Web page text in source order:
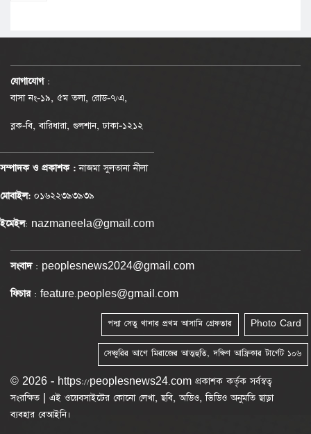
যোগাযোগ :
বাসা নং-১৯, ৫ম তলা, রোড-৭/এ,
ব্লক-বি, বারিধারা, গুলশান, ঢাকা-১২১২
সম্পাদক ও প্রকাশক :নাজমা সুলতানা নীলা
মোবাইল: ০১৬২২৩৯৩৯৩৯
ইমেইল: nazmaneela@gmail.com
সংবাদ: peoplesnews2024@gmail.com
ফিচার: feature.peoples@gmail.com
Photo Card
পদ্মা সেতু থানার প্রথম আসামি গ্রেফতার
সেঞ্চুরির আগে মিরাজের আত্মহুতি, দক্ষিণ আফ্রিকার টার্গেট ১০৬
© 2026 - https://peoplesnews24.com প্রকাশক কর্তৃক সর্বস্বত্ব
সংরক্ষিত | এই ওয়েবসাইটের কোনো লেখা, ছবি, অডিও, ভিডিও অনুমতি ছাড়া
ব্যবহার বেআইনি।